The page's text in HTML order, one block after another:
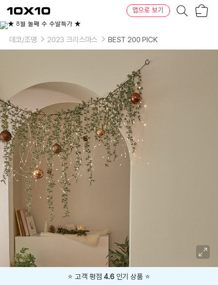
텐
바
텐
앱으로 보기
이
상
데코/조명 2023 크리스마스 BEST 200 PICK
지금43% 할인 중 🔥